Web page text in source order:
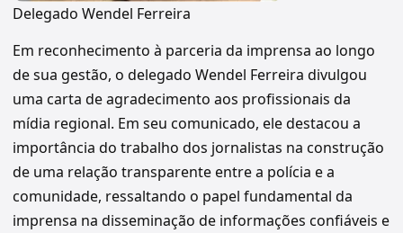
Delegado Wendel Ferreira
Em reconhecimento à parceria da imprensa ao longo
de sua gestão, o delegado Wendel Ferreira divulgou
uma carta de agradecimento aos profissionais da
mídia regional. Em seu comunicado, ele destacou a
importância do trabalho dos jornalistas na construção
de uma relação transparente entre a polícia e a
comunidade, ressaltando o papel fundamental da
imprensa na disseminação de informações confiáveis e